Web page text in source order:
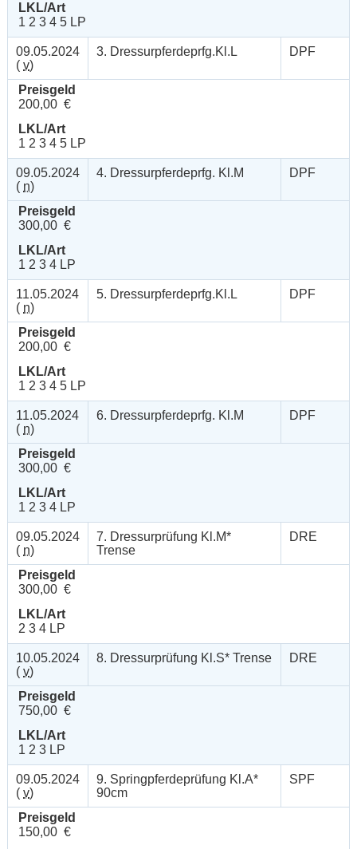
LKL/Art
1 2 3 4 5 LP
09.05.2024
( v)
3. Dressurpferdeprfg.Kl.L DPF
Preisgeld
200,00 €
LKL/Art
1 2 3 4 5 LP
09.05.2024
( n)
4. Dressurpferdeprfg. Kl.M DPF
Preisgeld
300,00 €
LKL/Art
1 2 3 4 LP
11.05.2024
( n)
5. Dressurpferdeprfg.Kl.L DPF
Preisgeld
200,00 €
LKL/Art
1 2 3 4 5 LP
11.05.2024
( n)
6. Dressurpferdeprfg. Kl.M DPF
Preisgeld
300,00 €
LKL/Art
1 2 3 4 LP
09.05.2024
( n)
7. Dressurprüfung Kl.M*
Trense
DRE
Preisgeld
300,00 €
LKL/Art
2 3 4 LP
10.05.2024
( v)
8. Dressurprüfung Kl.S* Trense DRE
Preisgeld
750,00 €
LKL/Art
1 2 3 LP
09.05.2024
( v)
9. Springpferdeprüfung Kl.A*
90cm
SPF
Preisgeld
150,00 €